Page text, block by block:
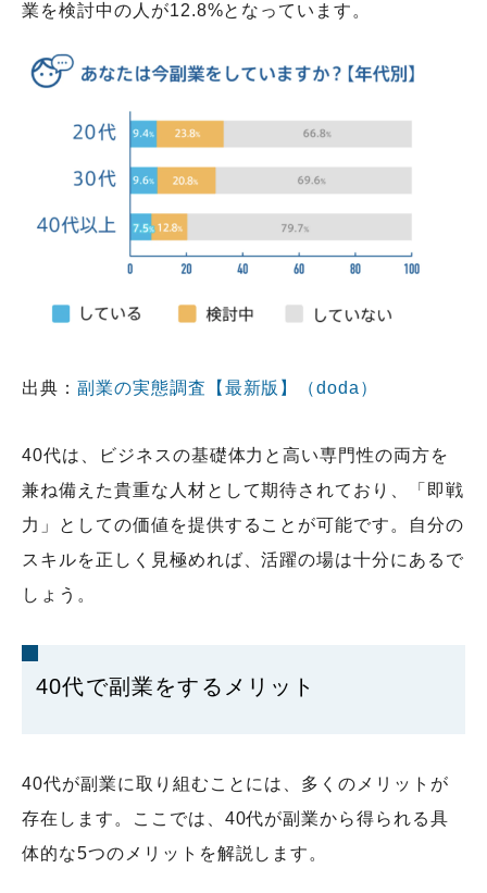
業を検討中の人が12.8%となっています。
出典： 副業の実態調査【最新版】（doda）
40代は、ビジネスの基礎体力と高い専門性の両方を
兼ね備えた貴重な人材として期待されており、「即戦
力」としての価値を提供することが可能です。自分の
スキルを正しく見極めれば、活躍の場は十分にあるで
しょう。
40代で副業をするメリット
40代が副業に取り組むことには、多くのメリットが
存在します。ここでは、40代が副業から得られる具
体的な5つのメリットを解説します。